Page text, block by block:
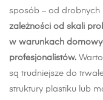
sposób – od drobnych
zależności od skali
w warunkach
profesjonalistów.
są trudniejsze do
struktury plastiku lub